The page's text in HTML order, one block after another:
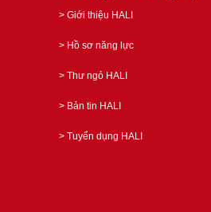
> Giới thiệu HALI
> Hồ sơ năng lực
> Thư ngỏ HALI
> Bản tin HALI
> Tuyển dụng HALI